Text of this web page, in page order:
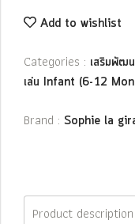
Add to wishlist
Categories : เสริมพัฒ
เล่น Infant (6-12
Brand : Sophie la
Product description